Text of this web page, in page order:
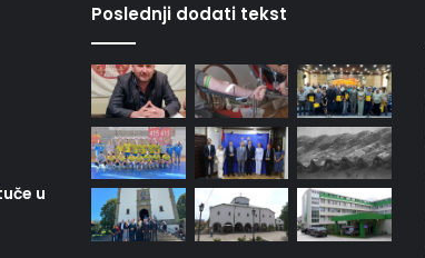
u
Poslednji dodati tekst